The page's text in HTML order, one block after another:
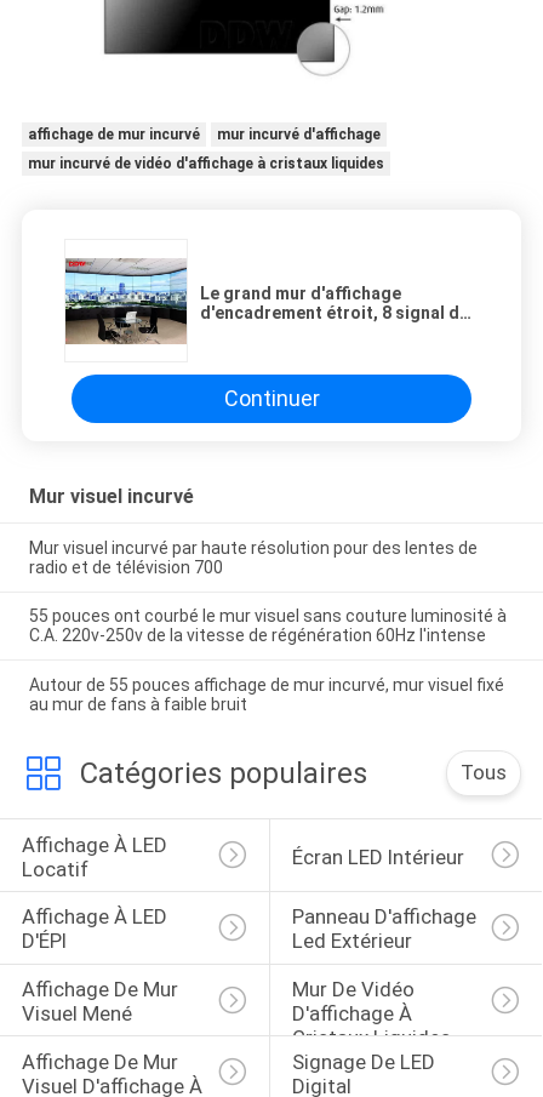
affichage de mur incurvé
mur incurvé d'affichage
mur incurvé de vidéo d'affichage à cristaux liquides
Le grand mur d'affichage
d'encadrement étroit, 8 signal de
mur 4k visuel
Continuer
Mur visuel incurvé
Mur visuel incurvé par haute résolution pour des lentes de
radio et de télévision 700
55 pouces ont courbé le mur visuel sans couture luminosité à
C.A. 220v-250v de la vitesse de régénération 60Hz l'intense
Autour de 55 pouces affichage de mur incurvé, mur visuel fixé
au mur de fans à faible bruit
Catégories populaires Tous
Affichage À LED
Locatif
Écran LED Intérieur
Affichage À LED
D'ÉPI
Panneau D'affichage
Led Extérieur
Affichage De Mur
Visuel Mené
Mur De Vidéo
D'affichage À
Cristaux Liquides
De DDW
Affichage De Mur
Visuel D'affichage À
Signage De LED
Digital